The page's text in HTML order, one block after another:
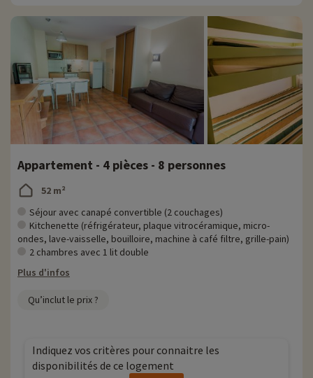
Appartement - 4 pièces - 8 personnes
52 m²
Séjour avec canapé convertible (2 couchages)
Kitchenette (réfrigérateur, plaque vitrocéramique, micro-
ondes, lave-vaisselle, bouilloire, machine à café filtre, grille-pain)
2 chambres avec 1 lit double
Plus d'infos
Qu’inclut le prix ?
Indiquez vos critères pour connaitre les
disponibilités de ce logement